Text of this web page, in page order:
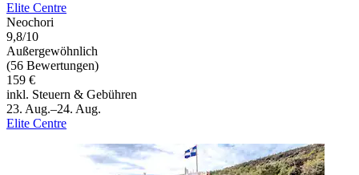
Elite Centre
Neochori
9,8/10
Außergewöhnlich
(56 Bewertungen)
159 €
inkl. Steuern & Gebühren
23. Aug.–24. Aug.
Elite Centre